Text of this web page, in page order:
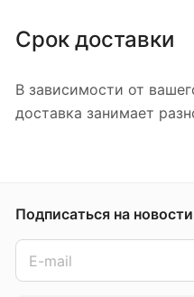
Срок доставки
В зависимости от
доставка занимает
Подписаться на